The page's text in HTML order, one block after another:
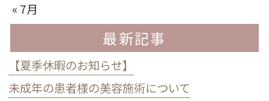
« 7月
最新記事
【夏季休暇のお知らせ】
未成年の患者様の美容施術について